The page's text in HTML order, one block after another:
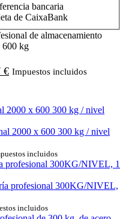
de almacenamiento
600 kg
€ Impuestos incluidos
2000 x 600 300 kg / nivel
incluidos
profesional 300KG/NIVEL,
incluidos